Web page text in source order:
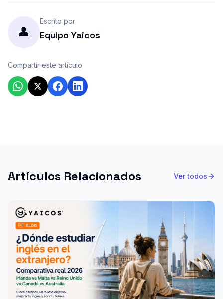
👤
Escrito por
Equipo Yaicos
Compartir este artículo
Artículos Relacionados Ver todos